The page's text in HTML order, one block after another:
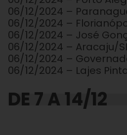
06/12/2024 –
06/12/2024 –
06/12/2024 – José
06/12/2024 – Aracaju/
06/12/2024 –
06/12/2024 – Lajes
DE 7 A 14/12